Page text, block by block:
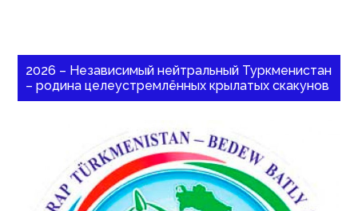
2026 – Независимый нейтральный Туркменистан
– родина целеустремлённых крылатых скакунов